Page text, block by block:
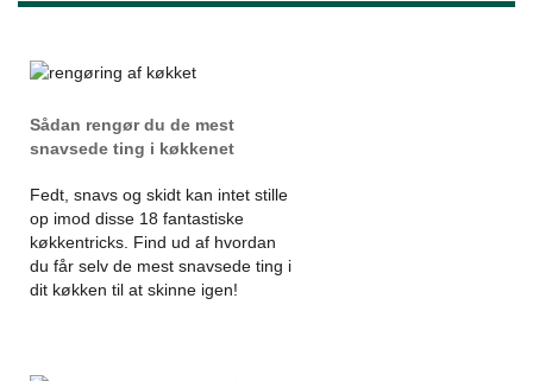
Sådan rengør du de mest
snavsede ting i køkkenet
Fedt, snavs og skidt kan intet stille
op imod disse 18 fantastiske
køkkentricks. Find ud af hvordan
du får selv de mest snavsede ting i
dit køkken til at skinne igen!